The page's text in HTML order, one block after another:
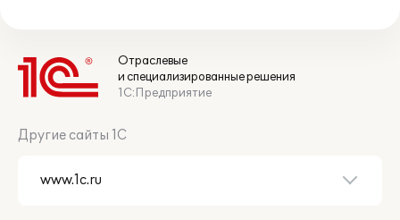
Отраслевые
и специализированные решения
1С:Предприятие
Другие сайты 1С